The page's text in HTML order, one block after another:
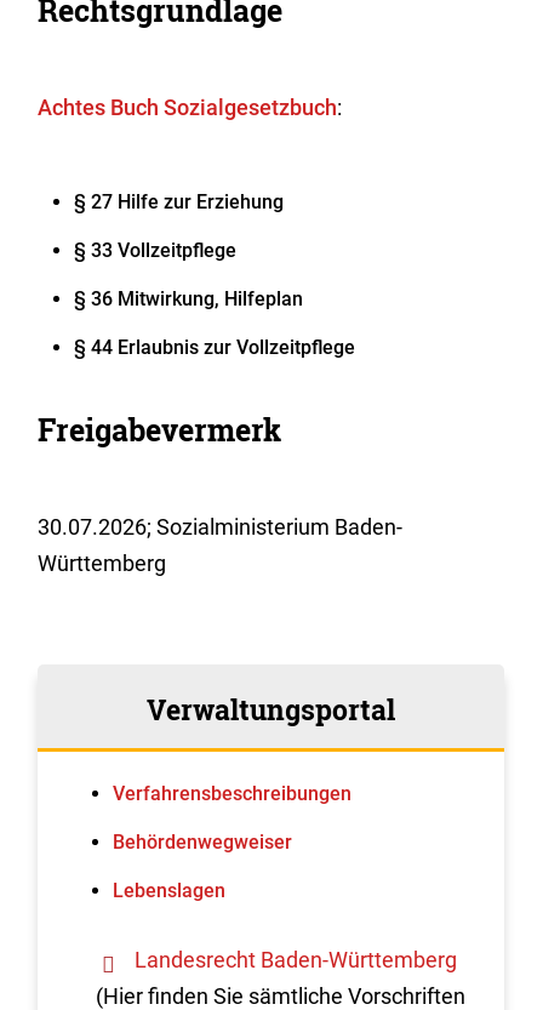
Rechtsgrundlage
Achtes Buch Sozialgesetzbuch:
§ 27 Hilfe zur Erziehung
§ 33 Vollzeitpflege
§ 36 Mitwirkung, Hilfeplan
§ 44 Erlaubnis zur Vollzeitpflege
Freigabevermerk
30.07.2026; Sozialministerium Baden-
Württemberg
Verwaltungsportal
Verfahrens­beschreibungen
Behördenwegweiser
Lebenslagen
Landesrecht Baden-Württemberg
(Hier finden Sie sämtliche Vorschriften